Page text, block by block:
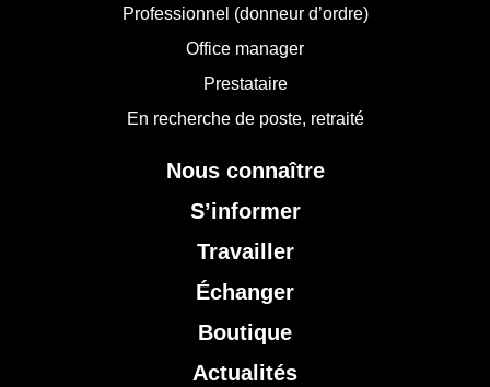
Professionnel (donneur d’ordre)
Office manager
Prestataire
En recherche de poste, retraité
Nous connaître
S’informer
Travailler
Échanger
Boutique
Actualités